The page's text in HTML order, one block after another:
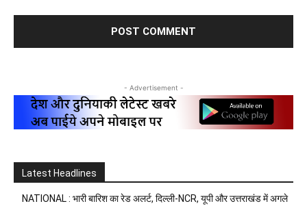
- Advertisement -
Latest Headlines
NATIONAL : भारी बारिश का रेड अलर्ट, दिल्ली-NCR, यूपी और उत्तराखंड में अगले